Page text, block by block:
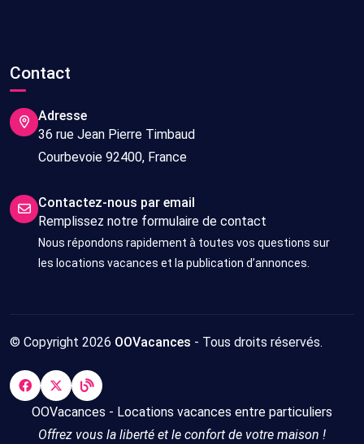
Contact
Adresse
36 rue Jean Pierre Timbaud
Courbevoie 92400, France
Contactez-nous par email
Remplissez notre formulaire de contact
Nous répondons rapidement à toutes vos questions sur
les locations vacances et la publication d’annonces.
© Copyright 2026 OOVacances - Tous droits réservés.
OOVacances - Locations vacances entre particuliers
Offrez vous la liberté et le confort de votre maison !